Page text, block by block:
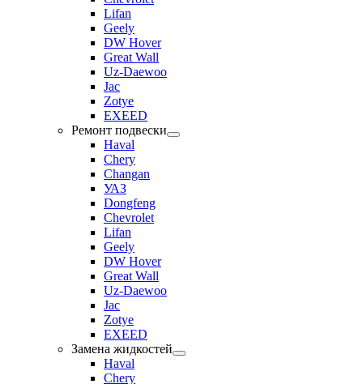
Lifan
Geely
DW Hover
Great Wall
Uz-Daewoo
Jac
Zotye
EXEED
Ремонт подвески
Haval
Chery
Changan
УАЗ
Dongfeng
Chevrolet
Lifan
Geely
DW Hover
Great Wall
Uz-Daewoo
Jac
Zotye
EXEED
Замена жидкостей
Haval
Chery